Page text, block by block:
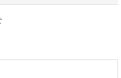
だわりの焼菓子
くりで焼き上げた焼菓子。
ア2種のマドレーヌと